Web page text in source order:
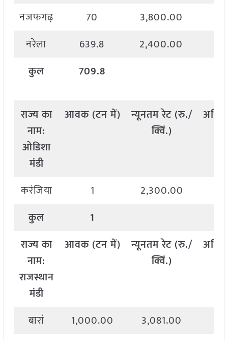
नजफगढ़ 70 3,800.00
नरेला
639.8 2,400.00
कुल
709.8
राज्यका
नाम:
ओडिशा
मंडी
आवक (टनमें) न्यूनतमरेट (रु./
क्विं.)
करंजिया 1 2,300.00
कुल
1
राज्यका
नाम:
राजस्थान
मंडी
आवक (टनमें) न्यूनतमरेट (रु./
क्विं.)
बारां 1,000.00 3,081.00